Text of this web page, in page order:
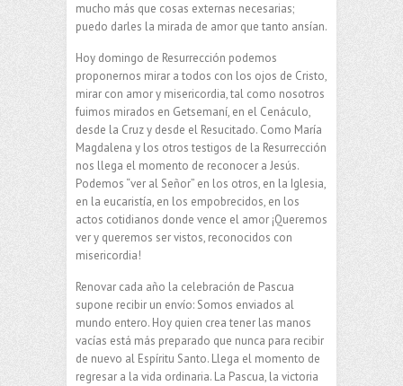
mucho más que cosas externas necesarias;
puedo darles la mirada de amor que tanto ansían.
Hoy domingo de Resurrección podemos
proponernos mirar a todos con los ojos de Cristo,
mirar con amor y misericordia, tal como nosotros
fuimos mirados en Getsemaní, en el Cenáculo,
desde la Cruz y desde el Resucitado. Como María
Magdalena y los otros testigos de la Resurrección
nos llega el momento de reconocer a Jesús.
Podemos “ver al Señor” en los otros, en la Iglesia,
en la eucaristía, en los empobrecidos, en los
actos cotidianos donde vence el amor ¡Queremos
ver y queremos ser vistos, reconocidos con
misericordia!
Renovar cada año la celebración de Pascua
supone recibir un envío: Somos enviados al
mundo entero. Hoy quien crea tener las manos
vacías está más preparado que nunca para recibir
de nuevo al Espíritu Santo. Llega el momento de
regresar a la vida ordinaria. La Pascua, la victoria